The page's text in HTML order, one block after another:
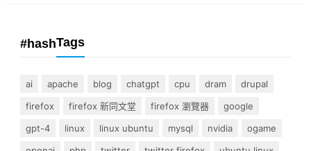
#hashTags
ai apache blog chatgpt cpu dram
drupal
firefox
firefox 新同文堂 firefox 瀏覽器
google
gpt-4
linux linux ubuntu mysql nvidia
ogame